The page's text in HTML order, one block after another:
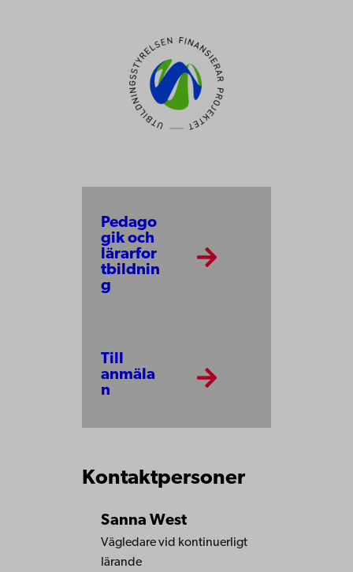
Pedago
gik och
lärarfor
tbildnin
g
Till
anmäla
n
Kontaktpersoner
Sanna West
Vägledare vid kontinuerligt
lärande